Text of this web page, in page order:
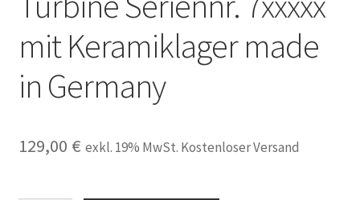
mit Keramiklager made
in Germany
129,00 € exkl. 19% MwSt. Kostenloser Versand